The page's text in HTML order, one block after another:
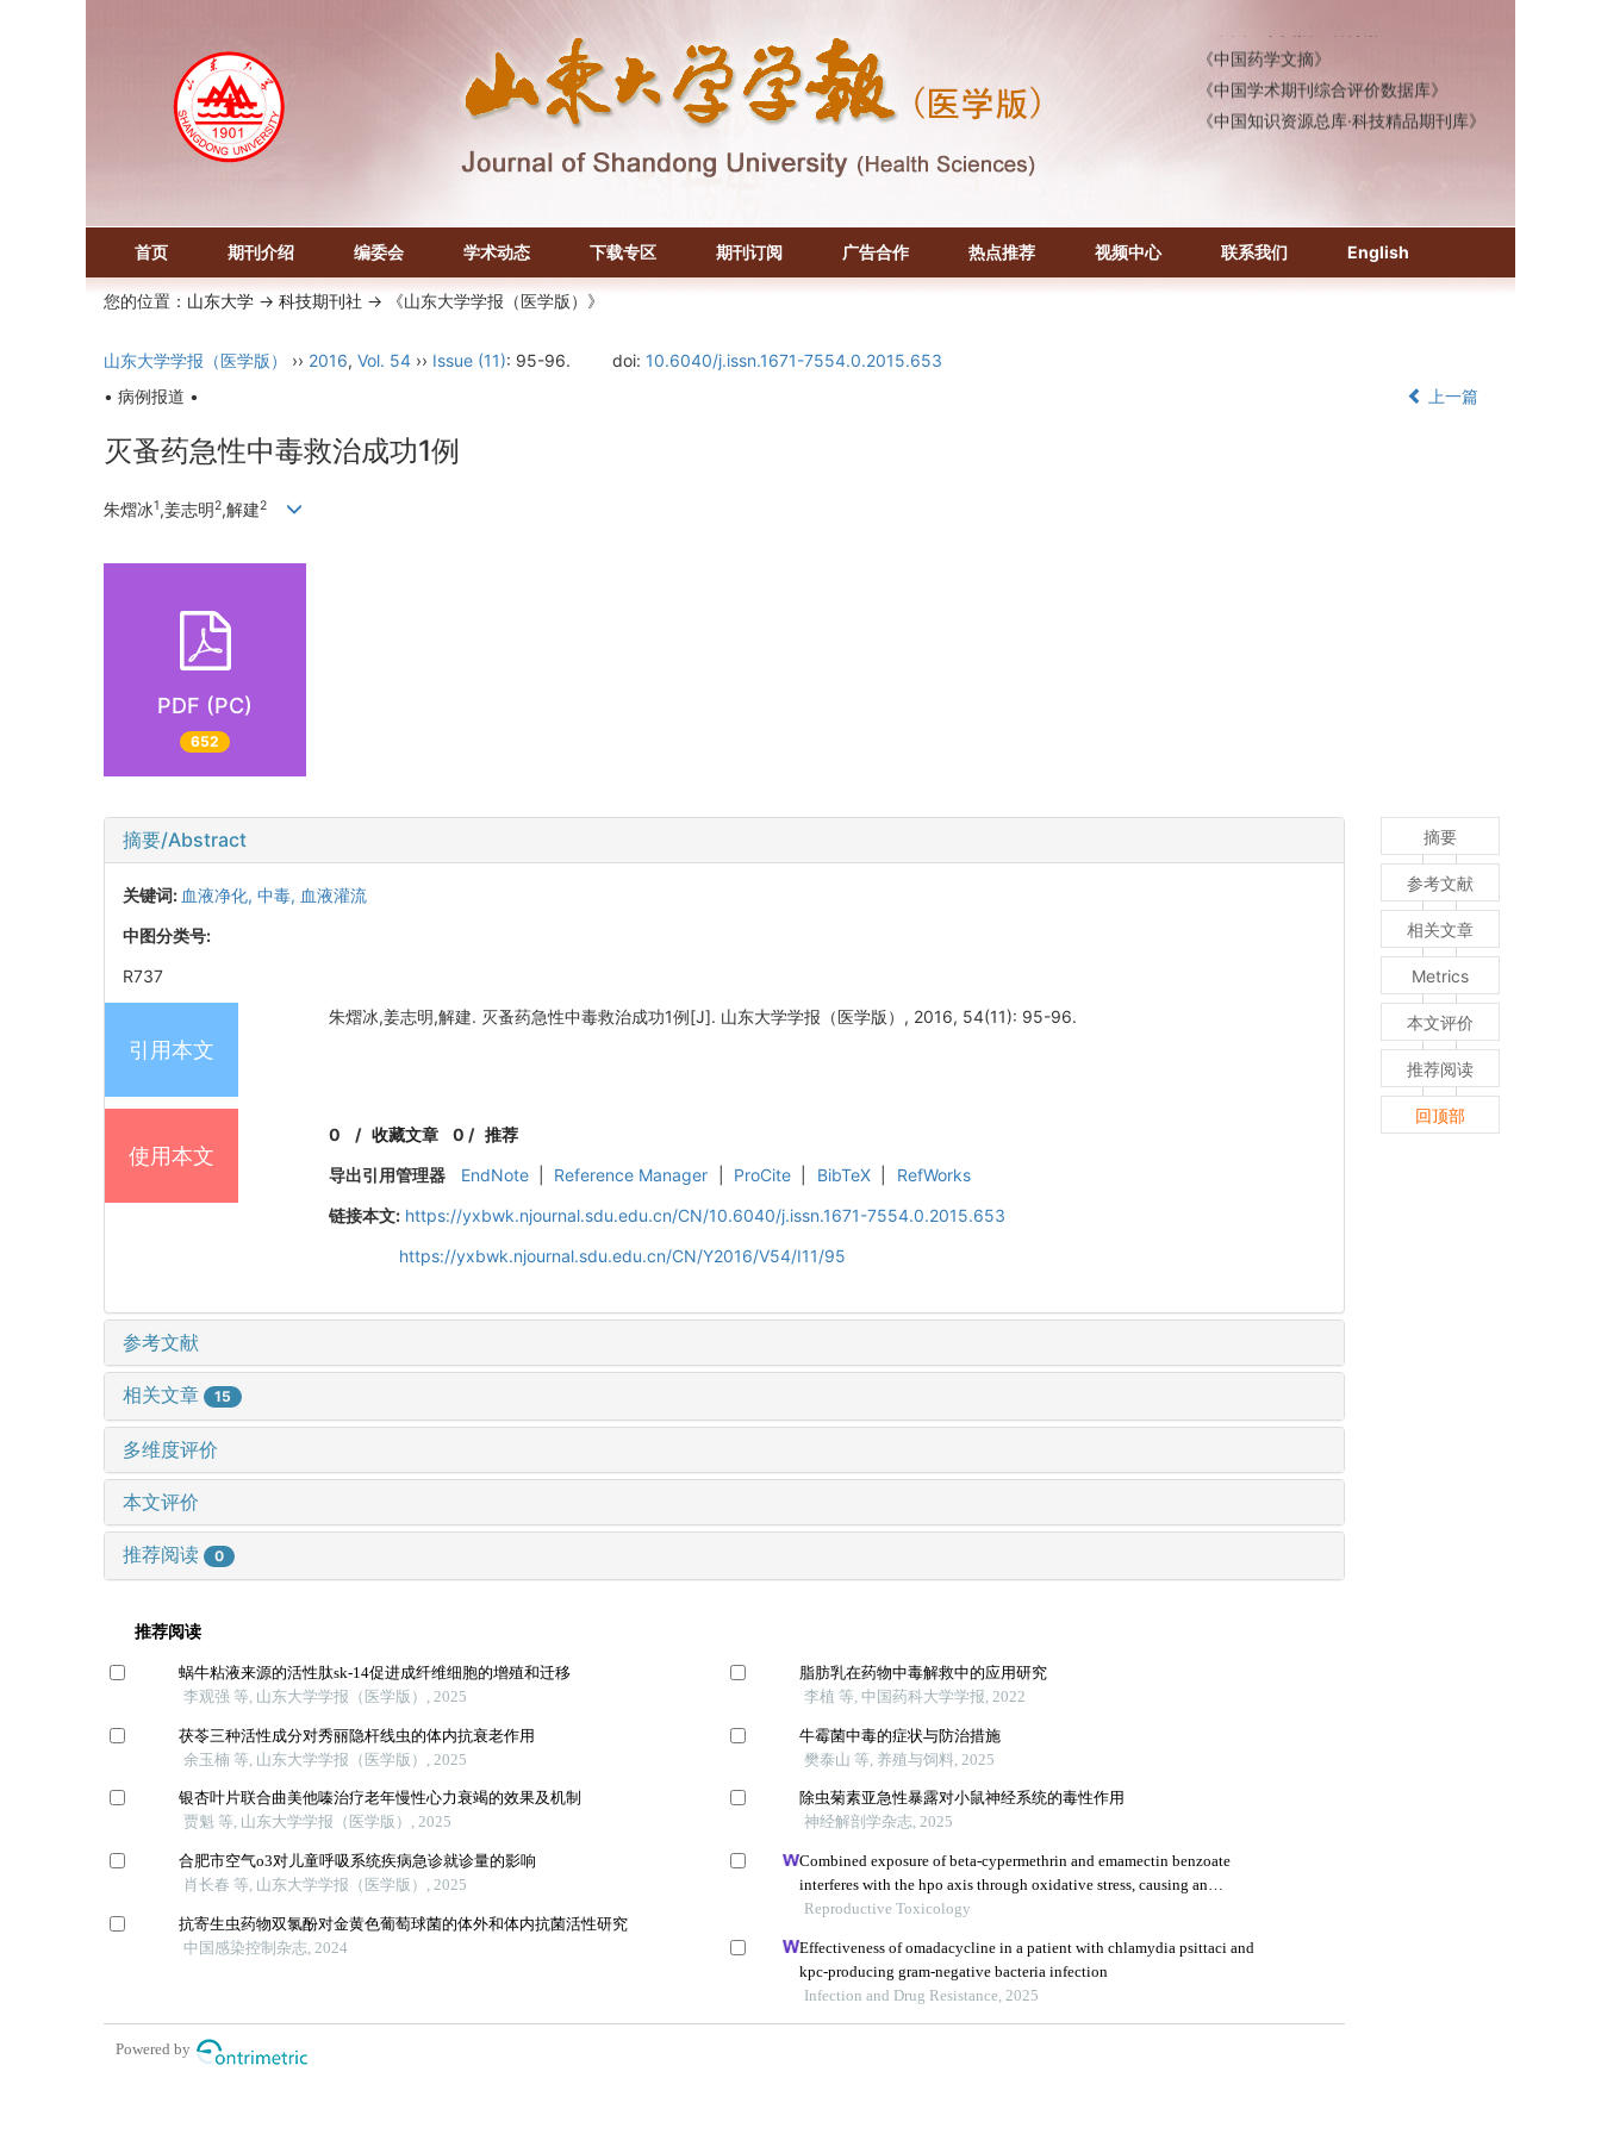
《中国药学文摘》
《中国学术期刊综合评价数据库》
《中国知识资源总库·科技精品期刊库》
首页 期刊介绍 编委会 学术动态 下载专区 期刊订阅 广告合作 热点推荐 视频中心 联系我们 English
您的位置： 山东大学 -> 科技期刊社 -> 《山东大学学报（医学版）》
山东大学学报（医学版） ›› 2016, Vol. 54 ›› Issue (11): 95-96. doi: 10.6040/j.issn.1671-7554.0.2015.653
• 病例报道 •
上一篇
灭蚤药急性中毒救治成功1例
朱熠冰1,姜志明2,解建2
PDF (PC)
652
摘要/Abstract
关键词: 血液净化, 中毒, 血液灌流
中图分类号:
R737
引用本文
朱熠冰,姜志明,解建. 灭蚤药急性中毒救治成功1例[J]. 山东大学学报（医学版）, 2016, 54(11): 95-96.
使用本文
0 /收藏文章 0 / 推荐
导出引用管理器
EndNote Reference Manager ProCite BibTeX
RefWorks
链接本文: https://yxbwk.njournal.sdu.edu.cn/CN/10.6040/j.issn.1671-7554.0.2015.653
https://yxbwk.njournal.sdu.edu.cn/CN/Y2016/V54/I11/95
参考文献
相关文章 15
多维度评价
本文评价
推荐阅读 0
摘要
参考文献
相关文章
Metrics
本文评价
推荐阅读
回顶部